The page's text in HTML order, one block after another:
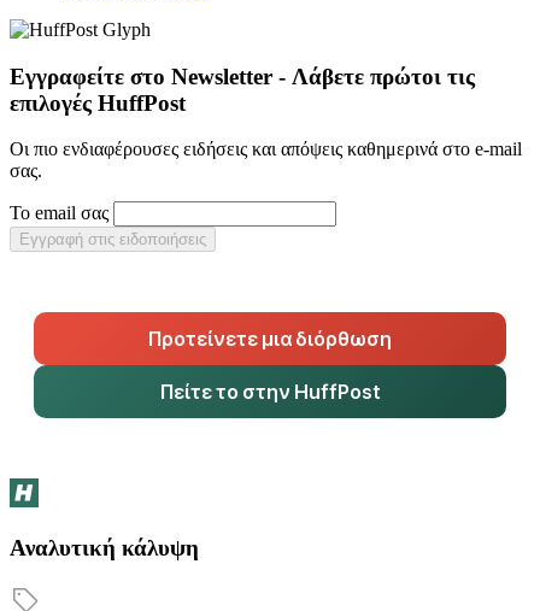
Εγγραφείτε στο Newsletter - Λάβετε πρώτοι τις
επιλογές HuffPost
Οι πιο ενδιαφέρουσες ειδήσεις και απόψεις καθημερινά στο e-mail
σας.
Το email σας
Εγγραφή στις ειδοποιήσεις
Προτείνετε μια διόρθωση
Πείτε το στην HuffPost
Αναλυτική κάλυψη